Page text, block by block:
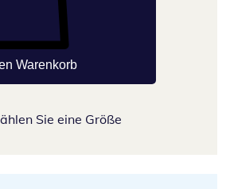
Warenkorb
Sie eine Größe